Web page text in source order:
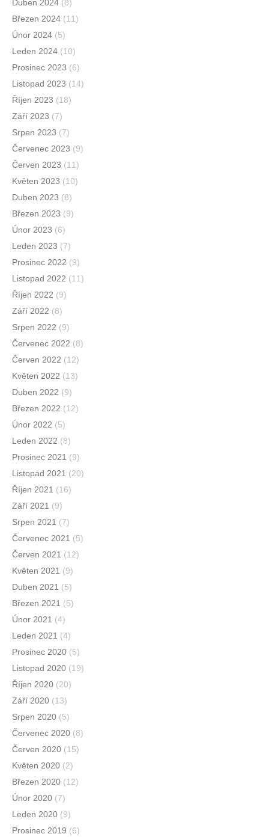
Duben 2024 (8)
Březen 2024 (11)
Únor 2024 (5)
Leden 2024 (10)
Prosinec 2023 (6)
Listopad 2023 (14)
Říjen 2023 (18)
Září 2023 (7)
Srpen 2023 (7)
Červenec 2023 (9)
Červen 2023 (11)
Květen 2023 (10)
Duben 2023 (8)
Březen 2023 (9)
Únor 2023 (6)
Leden 2023 (7)
Prosinec 2022 (9)
Listopad 2022 (11)
Říjen 2022 (9)
Září 2022 (8)
Srpen 2022 (9)
Červenec 2022 (8)
Červen 2022 (12)
Květen 2022 (13)
Duben 2022 (9)
Březen 2022 (12)
Únor 2022 (5)
Leden 2022 (8)
Prosinec 2021 (9)
Listopad 2021 (20)
Říjen 2021 (16)
Září 2021 (9)
Srpen 2021 (7)
Červenec 2021 (5)
Červen 2021 (12)
Květen 2021 (9)
Duben 2021 (5)
Březen 2021 (5)
Únor 2021 (4)
Leden 2021 (4)
Prosinec 2020 (5)
Listopad 2020 (19)
Říjen 2020 (20)
Září 2020 (13)
Srpen 2020 (5)
Červenec 2020 (8)
Červen 2020 (15)
Květen 2020 (2)
Březen 2020 (12)
Únor 2020 (7)
Leden 2020 (9)
Prosinec 2019 (6)